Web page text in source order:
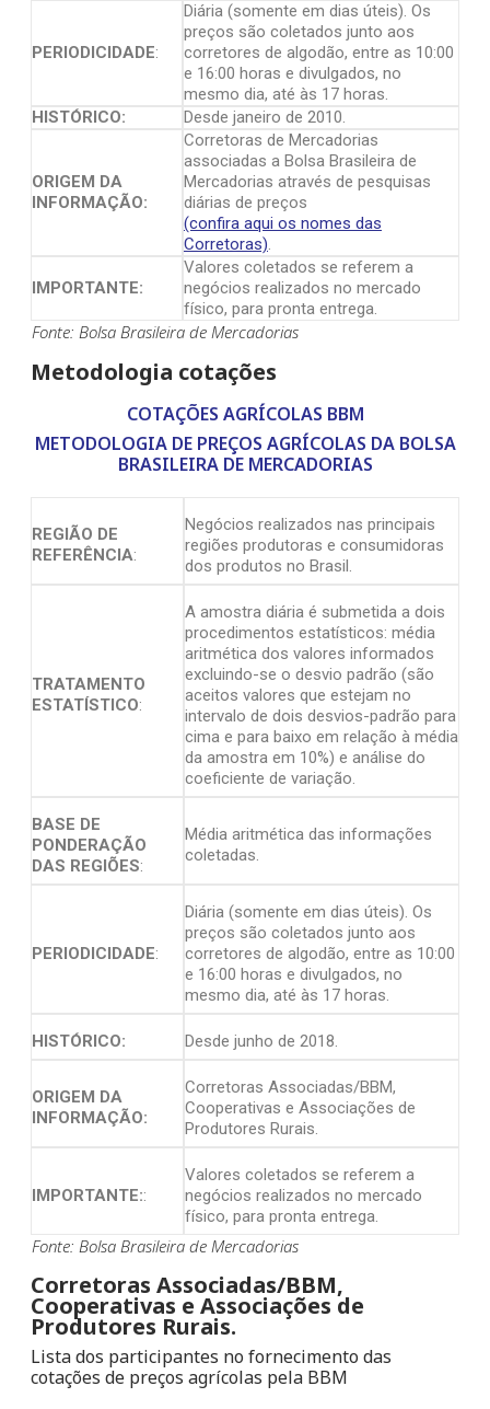
PERIODICIDADE:
Diária (somente em dias úteis). Os
preços são coletados junto aos
corretores de algodão, entre as 10:00
e 16:00 horas e divulgados, no
mesmo dia, até às 17 horas.
HISTÓRICO:
Desde janeiro de 2010.
ORIGEM DA
INFORMAÇÃO:
Corretoras de Mercadorias
associadas a Bolsa Brasileira de
Mercadorias através de pesquisas
diárias de preços
(confira aqui os nomes das
Corretoras).
IMPORTANTE:
Valores coletados se referem a
negócios realizados no mercado
físico, para pronta entrega.
Fonte: Bolsa Brasileira de Mercadorias
Metodologia cotações
COTAÇÕES AGRÍCOLAS BBM
METODOLOGIA DE PREÇOS AGRÍCOLAS DA BOLSA
BRASILEIRA DE MERCADORIAS
REGIÃO DE
REFERÊNCIA:
Negócios realizados nas principais
regiões produtoras e consumidoras
dos produtos no Brasil.
TRATAMENTO
ESTATÍSTICO:
A amostra diária é submetida a dois
procedimentos estatísticos: média
aritmética dos valores informados
excluindo-se o desvio padrão (são
aceitos valores que estejam no
intervalo de dois desvios-padrão para
cima e para baixo em relação à média
da amostra em 10%) e análise do
coeficiente de variação.
BASE DE
PONDERAÇÃO
DAS REGIÕES:
Média aritmética das informações
coletadas.
PERIODICIDADE:
Diária (somente em dias úteis). Os
preços são coletados junto aos
corretores de algodão, entre as 10:00
e 16:00 horas e divulgados, no
mesmo dia, até às 17 horas.
HISTÓRICO: Desde junho de 2018.
ORIGEM DA
INFORMAÇÃO:
Corretoras Associadas/BBM,
Cooperativas e Associações de
Produtores Rurais.
IMPORTANTE::
Valores coletados se referem a
negócios realizados no mercado
físico, para pronta entrega.
Fonte: Bolsa Brasileira de Mercadorias
Corretoras Associadas/BBM,
Cooperativas e Associações de
Produtores Rurais.
Lista dos participantes no fornecimento das
cotações de preços agrícolas pela BBM